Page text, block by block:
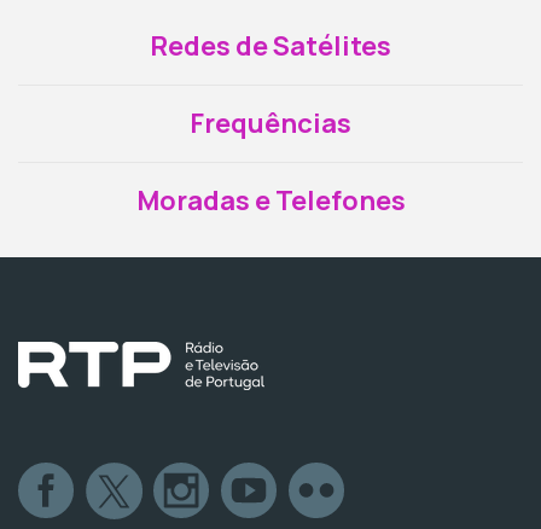
Redes de Satélites
Frequências
Moradas e Telefones